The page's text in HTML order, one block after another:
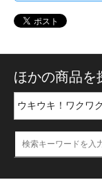
ほかの商品を